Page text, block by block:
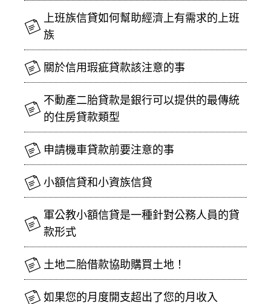
上班族信貸如何幫助經濟上有需求的上班
族
關於信用瑕疵貸款該注意的事
不動產二胎貸款是銀行可以提供的最傳統
的住房貸款類型
申請機車貸款前要注意的事
小額信貸和小資族信貸
軍公教小額信貸是一種針對公務人員的貸
款形式
土地二胎借款協助購買土地！
如果您的月度開支超出了您的月收入